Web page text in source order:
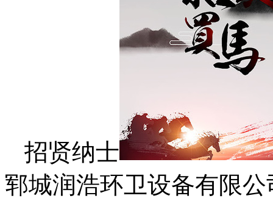
招贤纳士
郓城润浩环卫设备有限